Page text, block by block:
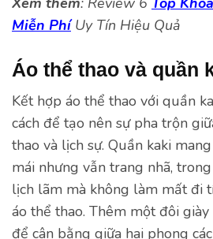
Miễn PhíUy Tín Hiệu Quả
Áo thể thao và quần
Kết hợp áo thể thao với quần
cách để tạo nên sự pha trộn
thao và lịch sự. Quần kaki
mái nhưng vẫn trang nhã,
lịch lãm mà không làm mất đi
áo thể thao. Thêm một đôi giày
để cân bằng giữa hai phong